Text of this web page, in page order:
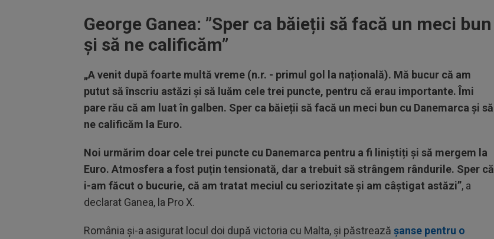
George Ganea: ”Sper ca băieții să facă un meci bun
și să ne calificăm”
„A venit după foarte multă vreme (n.r. - primul gol la națională). Mă bucur că am
putut să înscriu astăzi și să luăm cele trei puncte, pentru că erau importante. Îmi
pare rău că am luat în galben. Sper ca băieții să facă un meci bun cu Danemarca și să
ne calificăm la Euro.
Noi urmărim doar cele trei puncte cu Danemarca pentru a fi liniștiți și să mergem la
Euro. Atmosfera a fost puțin tensionată, dar a trebuit să strângem rândurile. Sper că
i-am făcut o bucurie, că am tratat meciul cu seriozitate și am câștigat astăzi”, a
declarat Ganea, la Pro X.
România și-a asigurat locul doi după victoria cu Malta, și păstrează șanse pentru o